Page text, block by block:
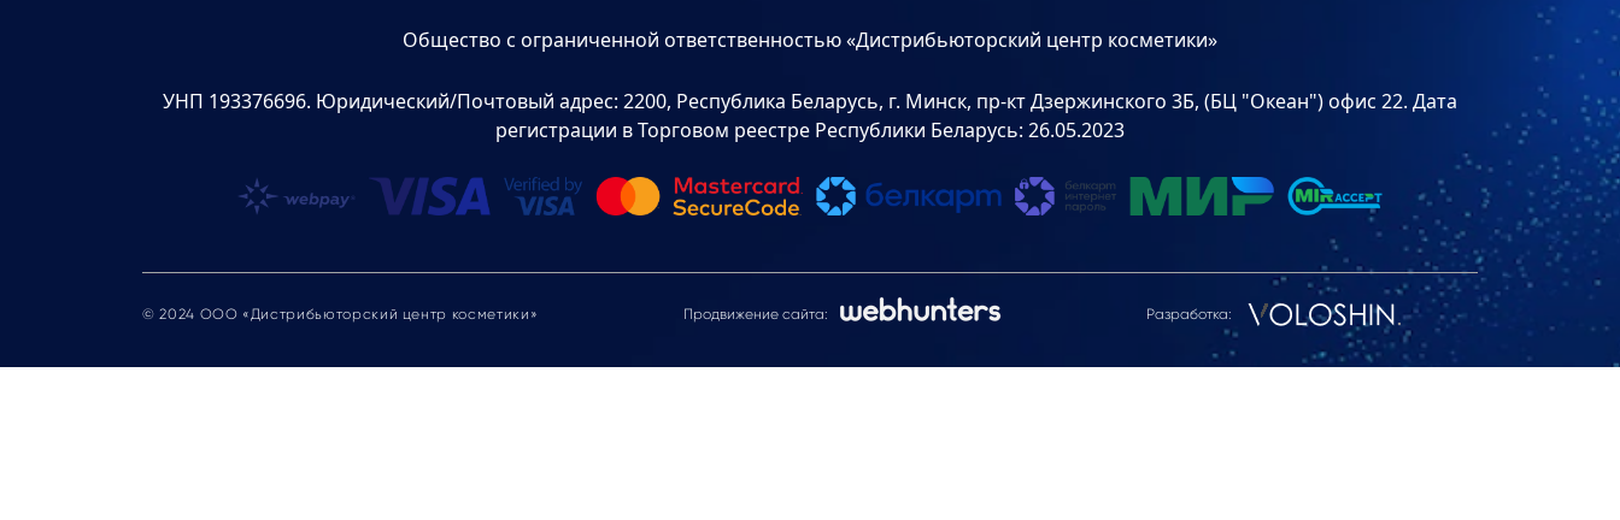
Общество с ограниченной ответственностью «Дистрибьюторский центр косметики»
УНП 193376696. Юридический/Почтовый адрес: 2200, Республика Беларусь, г. Минск, пр-кт Дзержинского 3Б, (БЦ "Океан") офис 22. Дата
регистрации в Торговом реестре Республики Беларусь: 26.05.2023
© 2024 ООО «Дистрибьюторский центр косметики» Продвижение сайта: Разработка: